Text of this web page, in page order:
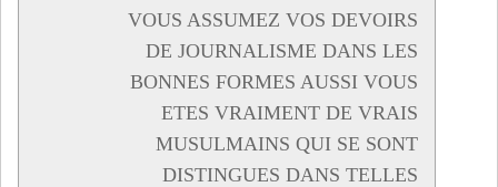
VOUS ASSUMEZ VOS DEVOIRS
DE JOURNALISME DANS LES
BONNES FORMES AUSSI VOUS
ETES VRAIMENT DE VRAIS
MUSULMAINS QUI SE SONT
DISTINGUES DANS TELLES